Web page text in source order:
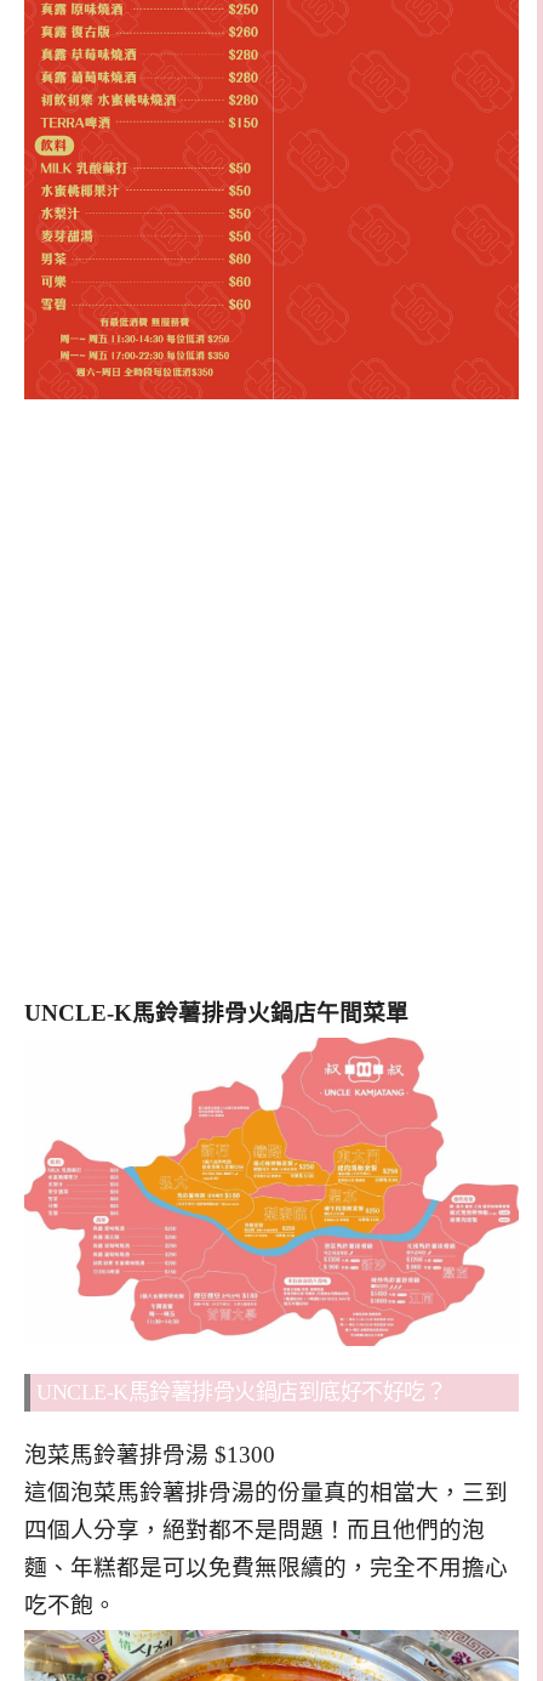
UNCLE-K馬鈴薯排骨火鍋店午間菜單
UNCLE-K馬鈴薯排骨火鍋店到底好不好吃？
泡菜馬鈴薯排骨湯 $1300
這個泡菜馬鈴薯排骨湯的份量真的相當大，三到
四個人分享，絕對都不是問題！而且他們的泡
麵、年糕都是可以免費無限續的，完全不用擔心
吃不飽。